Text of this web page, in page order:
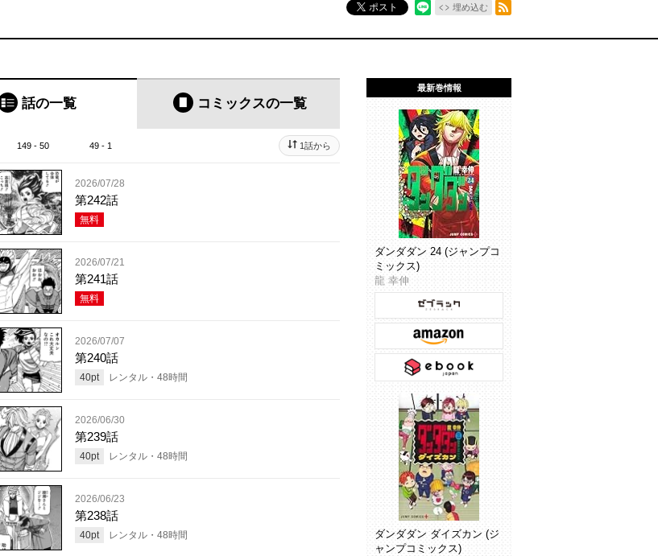
ポスト 埋め込む
話の一覧 コミックスの一覧
149 - 50 49 - 1 1話から
2026/07/28
第242話
無料
2026/07/21
第241話
無料
2026/07/07
第240話
40pt レンタル・ 48時間
2026/06/30
第239話
40pt レンタル・ 48時間
2026/06/23
第238話
40pt レンタル・ 48時間
最新巻情報
ダンダダン 24 (ジャンプコ
ミックス)
龍 幸伸
ダンダダン ダイズカン (ジ
ャンプコミックス)